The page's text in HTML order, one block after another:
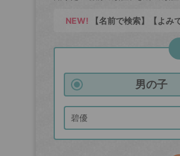
NEW! 【名前で検索】【よみ
男の子